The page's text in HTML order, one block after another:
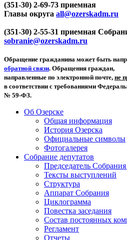
(351-30) 2-69-73 приемная
Главы округа all@ozerskadm.ru
(351-30) 2-55-31 приемная
sobranie@ozerskadm.ru
Обращение гражданина может быть
обратной связи. Обращения граждан,
направленные по электронной почте, не
в соответствии с требованиями
№ 59-ФЗ.
Об Озерске
Общая информация
История Озерска
Официальные символы
Фотогалерея
Собрание депутатов
Председатель Собрания
Тексты выступлений
Структура
Аппарат Собрания
Циклограмма
Повестка заседания
Состав постоянных
Регламент
Отчеты